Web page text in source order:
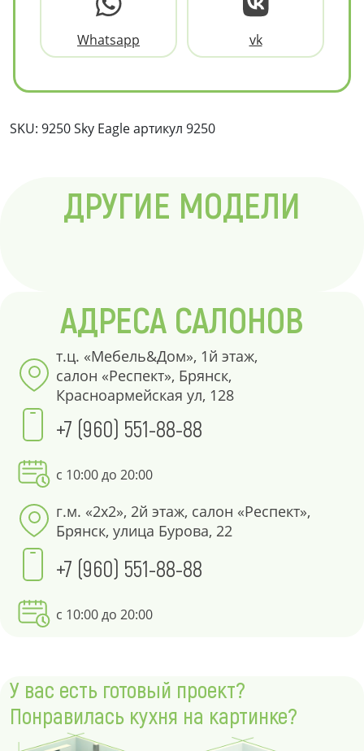
Whatsapp vk
SKU: 9250 Sky Eagle артикул 9250
ДРУГИЕ МОДЕЛИ
АДРЕСА САЛОНОВ
т.ц. «Мебель&Дом», 1й этаж,
салон «Респект», Брянск,
Красноармейская ул, 128
+7 (960) 551-88-88
с 10:00 до 20:00
г.м. «2х2», 2й этаж, салон «Респект»,
Брянск, улица Бурова, 22
+7 (960) 551-88-88
с 10:00 до 20:00
У вас есть готовый проект?
Понравилась кухня на картинке?